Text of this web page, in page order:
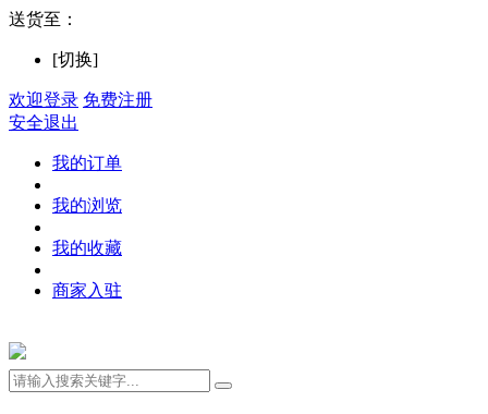
送货至：
[切换]
欢迎登录 免费注册
安全退出
我的订单
我的浏览
我的收藏
商家入驻